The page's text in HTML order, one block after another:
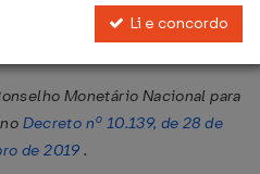
Monetário Nacional para
Decreto nº 10.139, de 28 de
de 2019 .
Li e concordo